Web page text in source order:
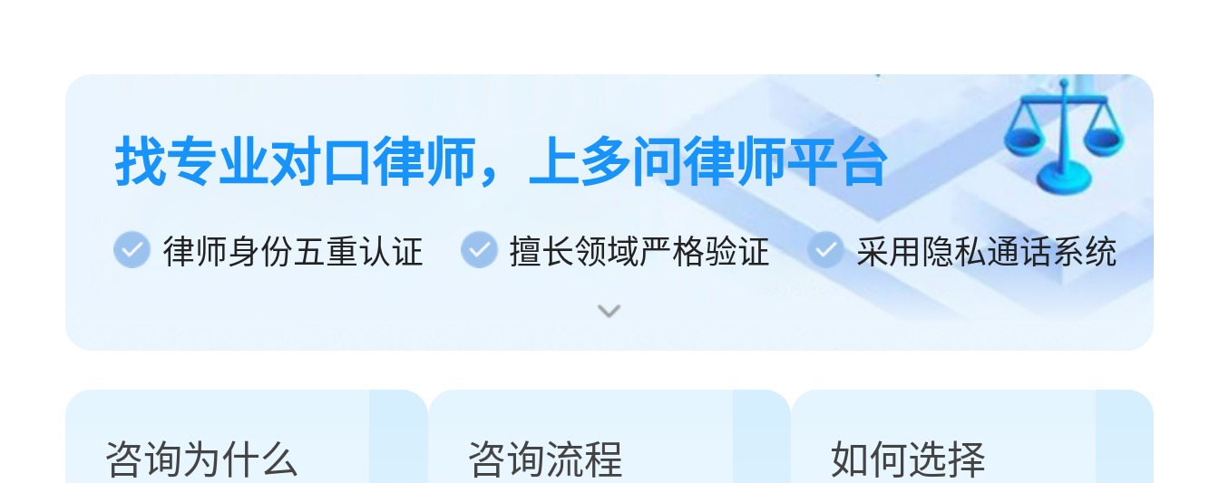
找专业对口律师，上多问律师平台
律师身份五重认证 擅长领域严格验证 采用隐私通话系统
咨询为什么
咨询流程
如何选择